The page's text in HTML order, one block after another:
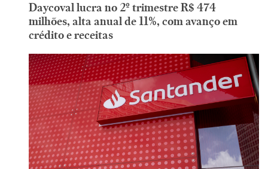
Daycoval lucra no 2º trimestre R$ 474
milhões, alta anual de 11%, com avanço em
crédito e receitas